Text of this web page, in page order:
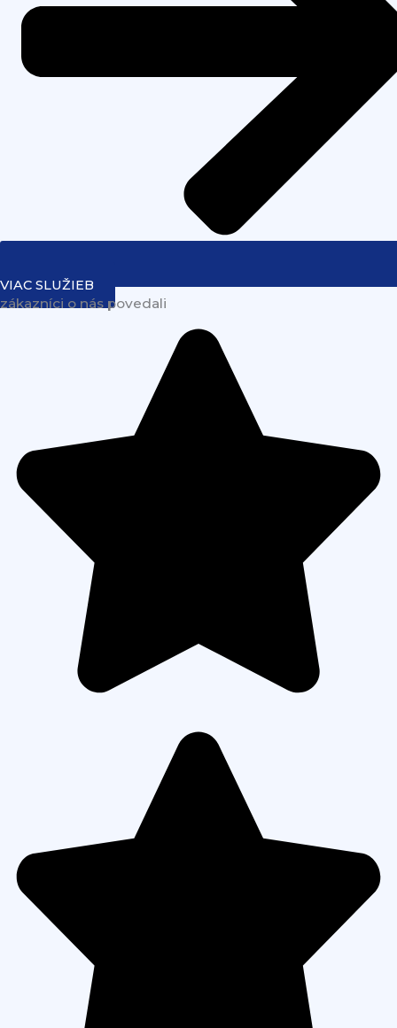
VIAC SLUŽIEB
zákazníci o nás povedali